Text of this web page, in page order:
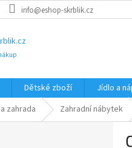
info@eshop-skrblik.cz
Dětské zboží Jídlo a
zahrada Zahradní nábytek